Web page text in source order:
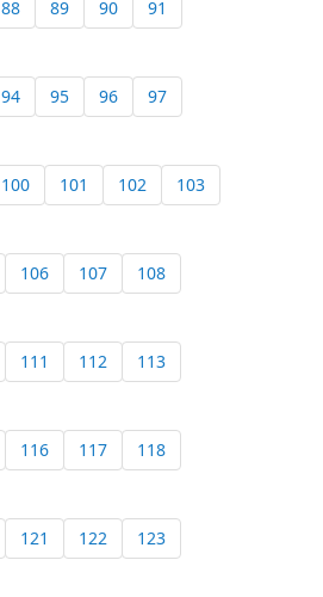
88 89 90 91
94 95 96 97
100 101 102 103
106 107 108
111 112 113
116 117 118
121 122 123